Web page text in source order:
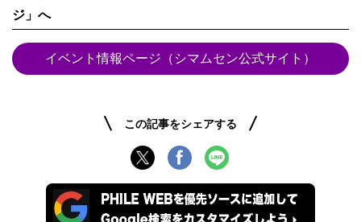
ジ」へ
イベント情報ページ（シマムセン公式サイト）
この記事をシェアする